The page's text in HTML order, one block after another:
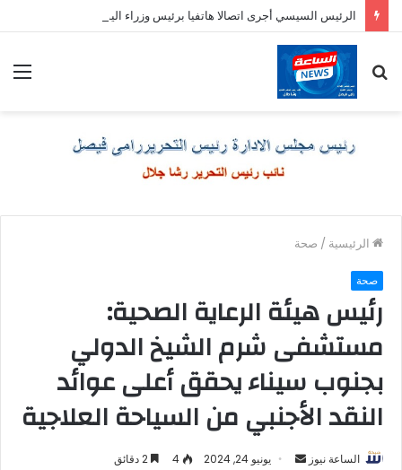
الرئيس السيسي أجرى اتصالا هاتفيا برئيس وزراء اليونان
عن
الرئيسية / صحة
صحة
رئيس هيئة الرعاية الصحية:
مستشفى شرم الشيخ الدولي
بجنوب سيناء يحقق أعلى عوائد
النقد الأجنبي من السياحة العلاجية
الساعة نيوز
أرسل يونيو 24, 2024 4